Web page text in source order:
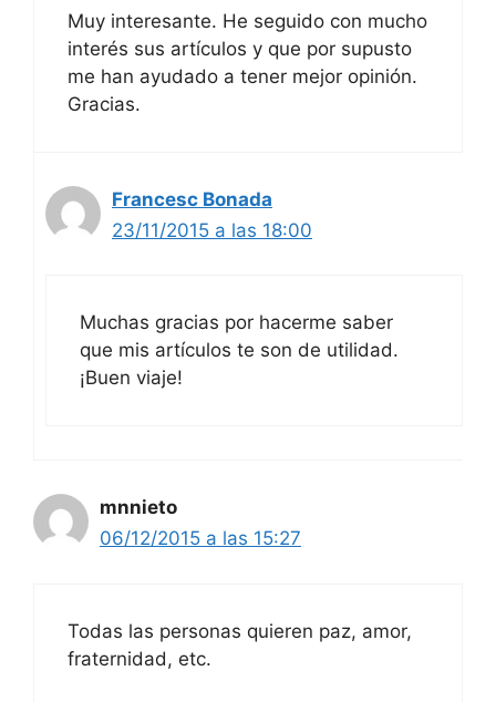
Muy interesante. He seguido con mucho
interés sus artículos y que por supusto
me han ayudado a tener mejor opinión.
Gracias.
Francesc Bonada
23/11/2015 a las 18:00
Muchas gracias por hacerme saber
que mis artículos te son de utilidad.
¡Buen viaje!
mnnieto
06/12/2015 a las 15:27
Todas las personas quieren paz, amor,
fraternidad, etc.